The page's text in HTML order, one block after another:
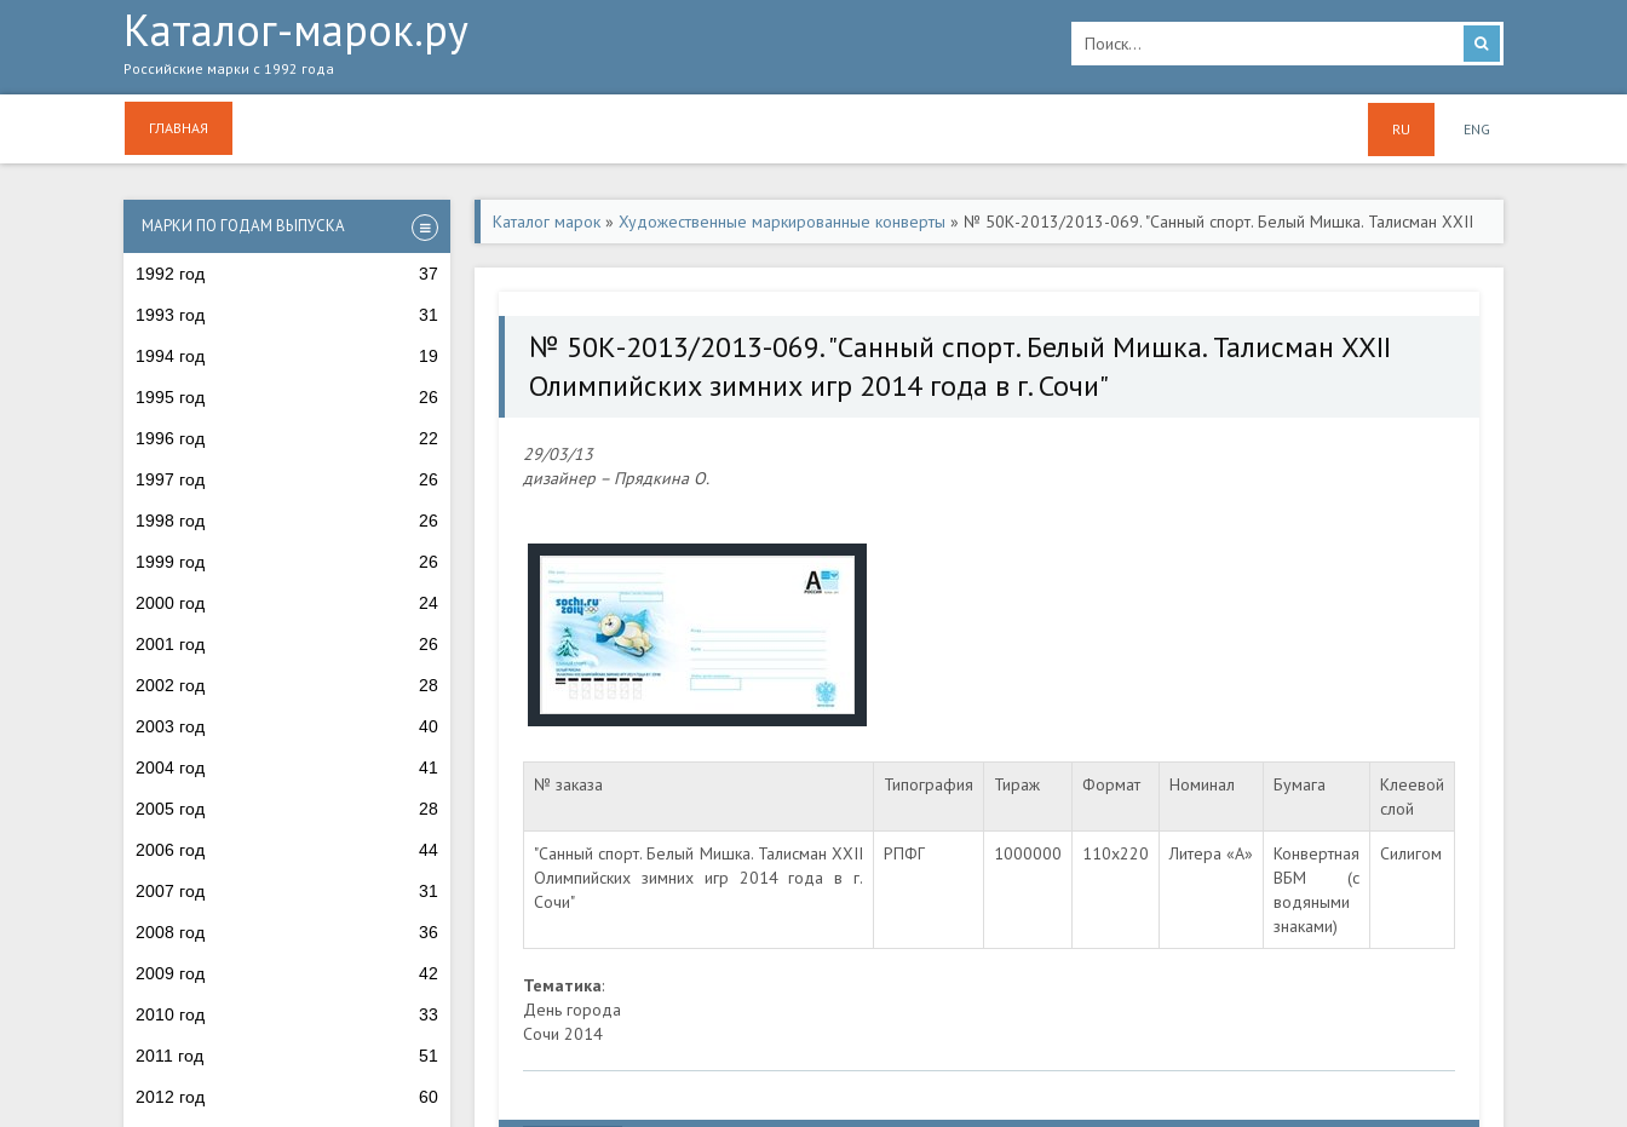
Каталог-марок.ру
Российские марки с 1992 года
ГЛАВНАЯ RU ENG
МАРКИ ПО ГОДАМ ВЫПУСКА
1992 год 37
1993 год 31
1994 год 19
1995 год 26
1996 год 22
1997 год 26
1998 год 26
1999 год 26
2000 год 24
2001 год 26
2002 год 28
2003 год 40
2004 год 41
2005 год 28
2006 год 44
2007 год 31
2008 год 36
2009 год 42
2010 год 33
2011 год 51
2012 год 60
Каталог марок » Художественные маркированные конверты » № 50К-2013/2013-069. "Санный спорт. Белый Мишка. Талисман XXII
Олимпийских зимних игр 2014 года в г. Сочи"
№ 50К-2013/2013-069. "Санный спорт. Белый Мишка. Талисман XXII
Олимпийских зимних игр 2014 года в г. Сочи"
29/03/13
дизайнер – Прядкина О.
№ заказа Типография Тираж Формат Номинал Бумага
Клеевой
слой
"Санный спорт. Белый Мишка. Талисман XXII
Олимпийских зимних игр 2014 года в г.
Сочи"
РПФГ 1000000 110х220 Литера «A»
Конвертная
ВБМ (с
водяными
знаками)
Силигом
Тематика:
День города
Сочи 2014